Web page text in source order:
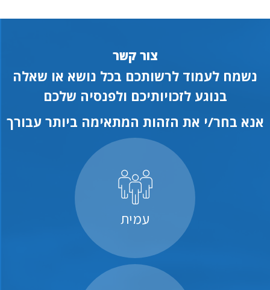
צור קשר
נשמח לעמוד לרשותכם בכל נושא או שאלה
בנוגע לזכויותיכם ולפנסיה שלכם
אנא בחר/י את הזהות המתאימה ביותר עבורך
עמית